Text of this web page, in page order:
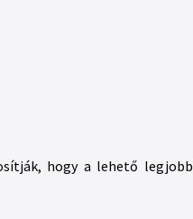
hogy a lehető legjobb